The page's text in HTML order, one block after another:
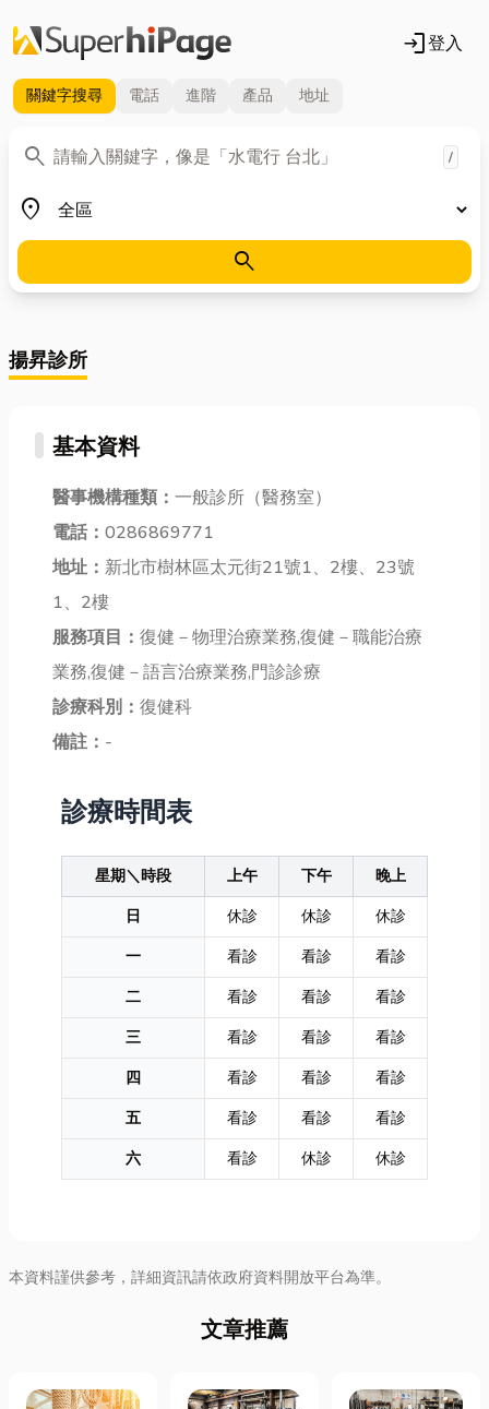
login登入
關鍵字搜尋 電話 進階 產品 地址
search
關鍵字 /
place
地區
search
揚昇診所
基本資料
醫事機構種類： 一般診所（醫務室）
電話： 0286869771
地址： 新北市樹林區太元街21號1、2樓、23號
1、2樓
服務項目： 復健－物理治療業務,復健－職能治療
業務,復健－語言治療業務,門診診療
診療科別： 復健科
備註： -
診療時間表
星期＼時段 上午 下午
晚上
日
休診 休診
休診
一
看診 看診
看診
二
看診 看診
看診
三
看診 看診
看診
四
看診 看診
看診
五
看診 看診
看診
六
看診 休診 休診
本資料謹供參考，詳細資訊請依政府資料開放平台為準。
文章推薦